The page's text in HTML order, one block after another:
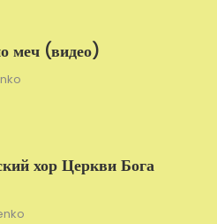
меч (видео)
хор Церкви Бога